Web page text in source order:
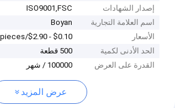
إصدار الشهادات
ISO9001,‌FSC
اسم العلامة التجارية
Boyan
الأسعار
$0.10 - $2.90/pieces
الحد الأدنى لكمية
500 قطعة
القدرة على العرض
100000 / شهر
عرض المزيد